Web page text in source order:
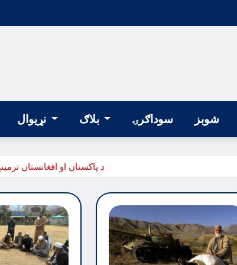
بلاګ سوداګرۍ شوبز
د پاکستان او افغانستان